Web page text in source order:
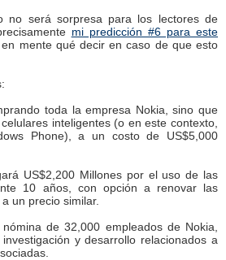
no será sorpresa para los lectores de
mi predicción #6 para este
mente qué decir en caso de que esto
toda la empresa Nokia, sino que
inteligentes (o en este contexto,
Phone), a un costo de US$5,000
US$2,200 Millones por el uso de las
10 años, con opción a renovar las
un precio similar.
de 32,000 empleados de Nokia,
y desarrollo relacionados a